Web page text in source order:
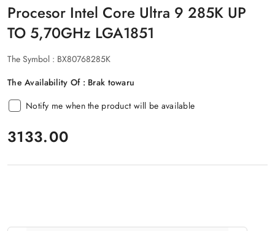
Procesor Intel Core Ultra 9 285K UP
TO 5,70GHz LGA1851
The Symbol : BX80768285K
The Availability Of : Brak towaru
Notify me when the product will be available
price:
3133.00